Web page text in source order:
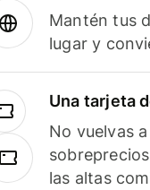
Mantén tus
lugar y
Una tarjeta
No vuelvas
las altas